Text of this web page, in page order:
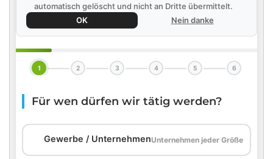
automatisch gelöscht und nicht an Dritte übermittelt.
OK
Nein danke
1 2 3 4 5 6
Für wen dürfen wir tätig werden?
Gewerbe / UnternehmenUnternehmen jeder Größe